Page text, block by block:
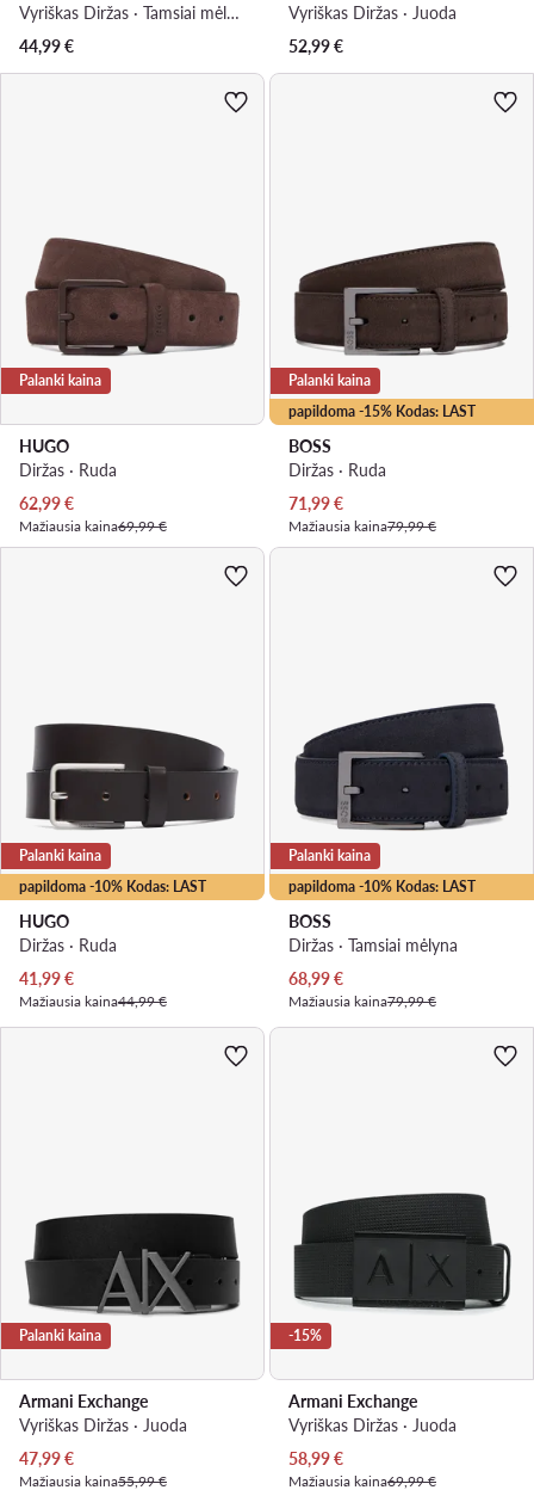
Vyriškas Diržas · Tamsiai mėlyna
44,99€
Vyriškas Diržas · Juoda
52,99€
Palanki kaina
HUGO
Diržas · Ruda
Dabartinė kaina
62,99€
Mažiausia kaina69,99 €
papildoma -15% Kodas: LAST
Palanki kaina
BOSS
Diržas · Ruda
Dabartinė kaina
71,99€
Mažiausia kaina79,99 €
papildoma -10% Kodas: LAST
Palanki kaina
HUGO
Diržas · Ruda
Dabartinė kaina
41,99€
Mažiausia kaina44,99 €
papildoma -10% Kodas: LAST
Palanki kaina
BOSS
Diržas · Tamsiai mėlyna
Dabartinė kaina
68,99€
Mažiausia kaina79,99 €
Palanki kaina
Armani Exchange
Vyriškas Diržas · Juoda
Dabartinė kaina
47,99€
Mažiausia kaina55,99 €
-15%
Armani Exchange
Vyriškas Diržas · Juoda
Dabartinė kaina
58,99€
Mažiausia kaina69,99 €